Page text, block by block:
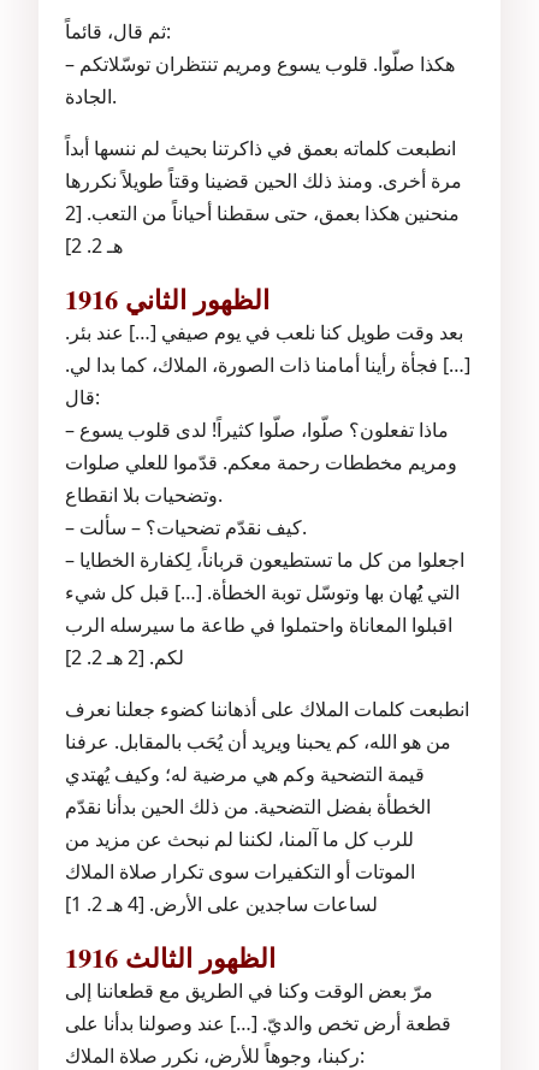
ثم قال، قائماً:
– هكذا صلّوا. قلوب يسوع ومريم تنتظران توسّلاتكم
الجادة.
انطبعت كلماته بعمق في ذاكرتنا بحيث لم ننسها أبداً
مرة أخرى. ومنذ ذلك الحين قضينا وقتاً طويلاً نكررها
منحنين هكذا بعمق، حتى سقطنا أحياناً من التعب. [2
هـ 2. 2]
الظهور الثاني 1916
بعد وقت طويل كنا نلعب في يوم صيفي […] عند بئر.
[…] فجأة رأينا أمامنا ذات الصورة، الملاك، كما بدا لي.
قال:
– ماذا تفعلون؟ صلّوا، صلّوا كثيراً! لدى قلوب يسوع
ومريم مخططات رحمة معكم. قدّموا للعلي صلوات
وتضحيات بلا انقطاع.
– كيف نقدّم تضحيات؟ – سألت.
– اجعلوا من كل ما تستطيعون قرباناً، لِكفارة الخطايا
التي يُُهان بها وتوسّل توبة الخطأة. […] قبل كل شيء
اقبلوا المعاناة واحتملوا في طاعة ما سيرسله الرب
لكم. [2 هـ 2. 2]
انطبعت كلمات الملاك على أذهاننا كضوء جعلنا نعرف
من هو الله، كم يحبنا ويريد أن يُحَب بالمقابل. عرفنا
قيمة التضحية وكم هي مرضية له؛ وكيف يُهتدي
الخطأة بفضل التضحية. من ذلك الحين بدأنا نقدّم
للرب كل ما آلمنا، لكننا لم نبحث عن مزيد من
الموتات أو التكفيرات سوى تكرار صلاة الملاك
لساعات ساجدين على الأرض. [4 هـ 2. 1]
الظهور الثالث 1916
مرّ بعض الوقت وكنا في الطريق مع قطعاننا إلى
قطعة أرض تخص والديّ. […] عند وصولنا بدأنا على
ركبنا، وجوهاً للأرض، نكرر صلاة الملاك: